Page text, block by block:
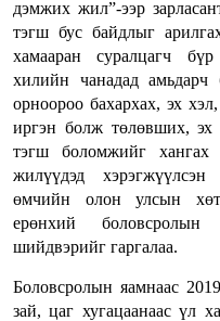
дэмжих жил”-ээр
тэгш бус байдлыг
хамааран суралцагч
хилийн чанадад
орноороо бахархах, эх
иргэн болж төлөвших, эх
тэгш боломжийг хангах
жилүүдэд
өмчийн олон улсын
ерөнхий боловсролын
шийдвэрийг гаргалаа.
Боловсролын яамнаас
зай, цаг хугацаанаас үл